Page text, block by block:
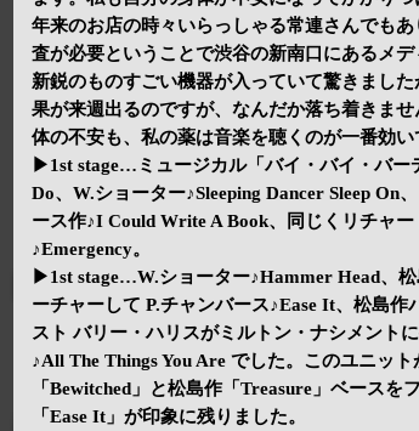
年来のお店の時々いらっしゃる常連さんでも
査が必要ということで渋谷の新南口にあるメ
新鋭のものすごい機器が入っていて驚きまし
果が来週出るのですが、なんだか落ち着きま
体の不安も、私の薬は音楽を聴くのが一番効い
▶1st stage…ミュージカル「バイ・バイ・バー
Do、W.ショーター♪Sleeping Dancer Sleep On
ース作♪I Could Write A Book、同じくリチャ
♪Emergency。
▶1st stage…W.ショーター♪Hammer Head、
ーチャーして P.チャンバース♪Ease It、松島作
スト バリー・ハリスがミルトン・ナシメント
♪All The Things You Are でした。このユニッ
「Bewitched」と松島作「Treasure」ベースを
「Ease It」が印象に残りました。